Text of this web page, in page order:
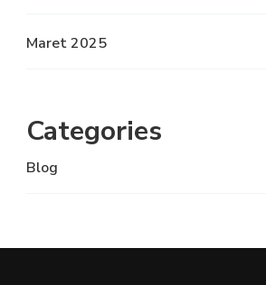
Maret 2025
Categories
Blog